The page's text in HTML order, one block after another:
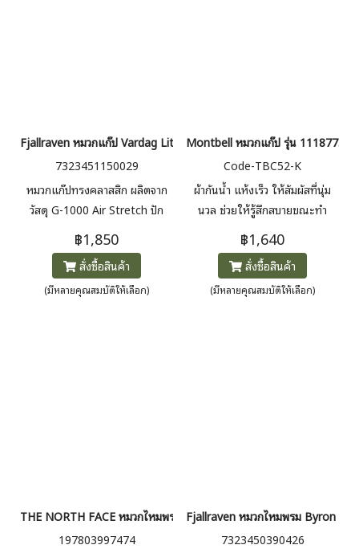
Fjallraven หมวกแก๊ป Vardag Lite Cap
7323451150029
หมวกแก๊ปทรงคลาสสิก ผลิตจาก
วัสดุ G-1000 Air Stretch ปัก
สบาย น้ำหนักเบาและแห้งไว
฿1,850
สั่งซื้อสินค้า
(มีหลายคุณสมบัติให้เลือก)
Montbell หมวกแก๊ป รุ่น 1118773
Code-TBC52-K
ผ้ากันน้ำ แห้งเร็ว ให้สัมผัสที่นุ่ม
นวล ช่วยให้รู้สึกสบายขณะทำ
55 กรัม
฿1,640
สั่งซื้อสินค้า
(มีหลายคุณสมบัติให้เลือก)
THE NORTH FACE หมวกไหมพรม LOGO BOX CUFFED BEANIE
197803997474
Fjallraven หมวกไหมพรม Byron Hat
7323450390426